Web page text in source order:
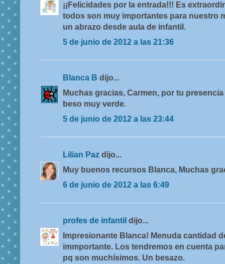
¡¡Felicidades por la entrada!!! Es
todos son muy importantes para nuestro
un abrazo desde aula de infantil.
5 de junio de 2012 a las 21:36
Blanca B dijo...
Muchas gracias, Carmen, por tu
beso muy verde.
5 de junio de 2012 a las 23:44
Lilian Paz dijo...
Muy buenos recursos Blanca, Muchas
6 de junio de 2012 a las 6:49
profes de infantil dijo...
Impresionante Blanca! Menuda cantidad
immportante. Los tendremos en cuenta
pq son muchísimos. Un besazo.